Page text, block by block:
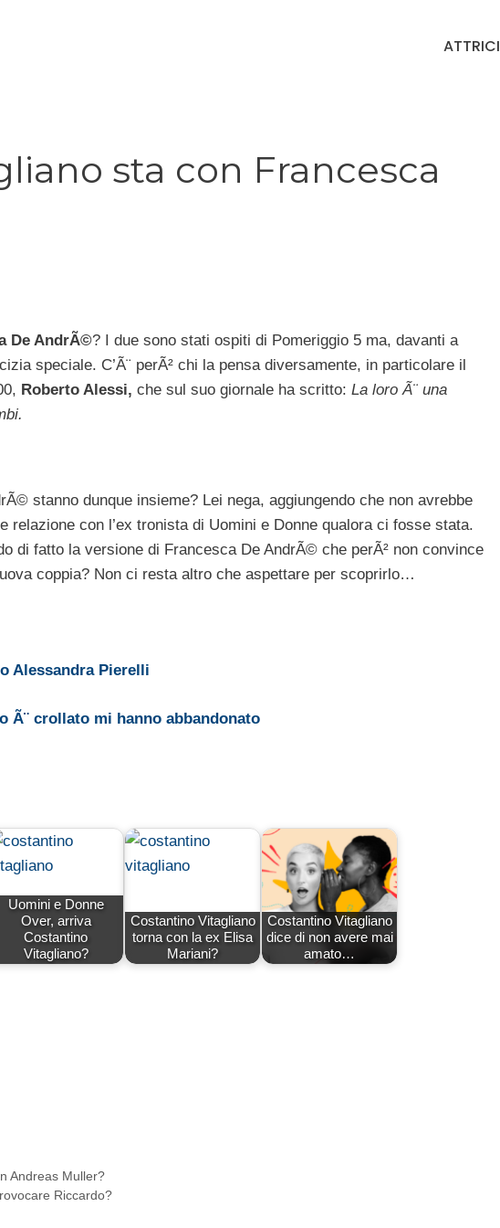
ATTRICI
sta con Francesca
De AndrÃ©? I due sono stati ospiti di Pomeriggio 5 ma, davanti a
speciale. C’Ã¨ perÃ² chi la pensa diversamente, in particolare il
Roberto Alessi, che sul suo giornale ha scritto: La loro Ã¨ una
stanno dunque insieme? Lei nega, aggiungendo che non avrebbe
relazione con l’ex tronista di Uomini e Donne qualora ci fosse stata.
di fatto la versione di Francesca De AndrÃ© che perÃ² non convince
coppia? Non ci resta altro che aspettare per scoprirlo…
Alessandra Pierelli
Ã¨ crollato mi hanno abbandonato
Uomini e Donne
Over, arriva
Costantino
Vitagliano?
Costantino Vitagliano
torna con la ex Elisa
Mariani?
Costantino Vitagliano
dice di non avere mai
amato…
Andreas Muller?
Riccardo?